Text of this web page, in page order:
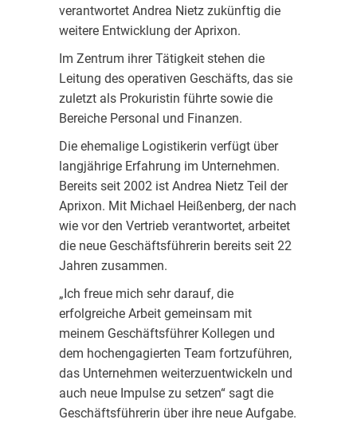
verantwortet Andrea Nietz zukünftig die
weitere Entwicklung der Aprixon.
Im Zentrum ihrer Tätigkeit stehen die
Leitung des operativen Geschäfts, das sie
zuletzt als Prokuristin führte sowie die
Bereiche Personal und Finanzen.
Die ehemalige Logistikerin verfügt über
langjährige Erfahrung im Unternehmen.
Bereits seit 2002 ist Andrea Nietz Teil der
Aprixon. Mit Michael Heißenberg, der nach
wie vor den Vertrieb verantwortet, arbeitet
die neue Geschäftsführerin bereits seit 22
Jahren zusammen.
„Ich freue mich sehr darauf, die
erfolgreiche Arbeit gemeinsam mit
meinem Geschäftsführer Kollegen und
dem hochengagierten Team fortzuführen,
das Unternehmen weiterzuentwickeln und
auch neue Impulse zu setzen“ sagt die
Geschäftsführerin über ihre neue Aufgabe.